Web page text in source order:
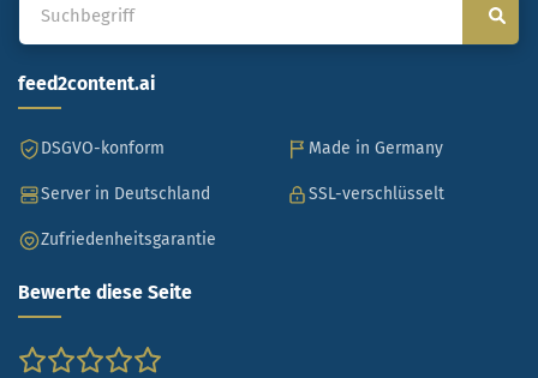
feed2content.ai
DSGVO-konform Made in Germany
Server in Deutschland SSL-verschlüsselt
Zufriedenheitsgarantie
Bewerte diese Seite